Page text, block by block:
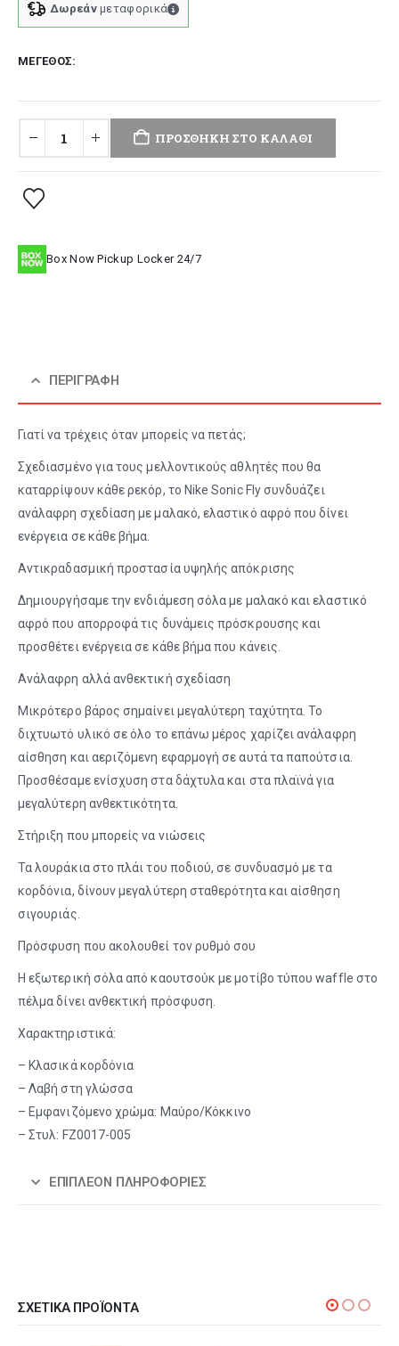
Δωρεάνμεταφορικά
ΜΈΓΕΘΟΣ
ΠΡΟΣΘΉΚΗ ΣΤΟ ΚΑΛΆΘΙ
Box Now Pickup Locker 24/7
ΠΕΡΙΓΡΑΦΉ
Γιατί να τρέχεις όταν μπορείς να πετάς;
Σχεδιασμένο για τους μελλοντικούς αθλητές που θα
καταρρίψουν κάθε ρεκόρ, το Nike Sonic Fly συνδυάζει
ανάλαφρη σχεδίαση με μαλακό, ελαστικό αφρό που δίνει
ενέργεια σε κάθε βήμα.
Αντικραδασμική προστασία υψηλής απόκρισης
Δημιουργήσαμε την ενδιάμεση σόλα με μαλακό και ελαστικό
αφρό που απορροφά τις δυνάμεις πρόσκρουσης και
προσθέτει ενέργεια σε κάθε βήμα που κάνεις.
Ανάλαφρη αλλά ανθεκτική σχεδίαση
Μικρότερο βάρος σημαίνει μεγαλύτερη ταχύτητα. Το
διχτυωτό υλικό σε όλο το επάνω μέρος χαρίζει ανάλαφρη
αίσθηση και αεριζόμενη εφαρμογή σε αυτά τα παπούτσια.
Προσθέσαμε ενίσχυση στα δάχτυλα και στα πλαϊνά για
μεγαλύτερη ανθεκτικότητα.
Στήριξη που μπορείς να νιώσεις
Τα λουράκια στο πλάι του ποδιού, σε συνδυασμό με τα
κορδόνια, δίνουν μεγαλύτερη σταθερότητα και αίσθηση
σιγουριάς.
Πρόσφυση που ακολουθεί τον ρυθμό σου
Η εξωτερική σόλα από καουτσούκ με μοτίβο τύπου waffle στο
πέλμα δίνει ανθεκτική πρόσφυση.
Χαρακτηριστικά:
– Κλασικά κορδόνια
– Λαβή στη γλώσσα
– Εμφανιζόμενο χρώμα: Μαύρο/Κόκκινο
– Στυλ: FZ0017-005
ΕΠΙΠΛΈΟΝ ΠΛΗΡΟΦΟΡΊΕΣ
ΣΧΕΤΙΚΆ ΠΡΟΪΌΝΤΑ